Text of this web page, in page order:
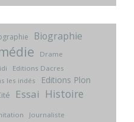
Biographie
Drame
Editions Dacres
les indés Editions Plon
Essai Histoire
Journaliste